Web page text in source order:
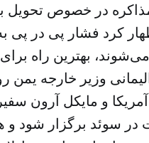
کرد فشار پی در پی
وزیر خارجه یمن
آمریکا و مایکل آرون
سوئد برگزار شود و